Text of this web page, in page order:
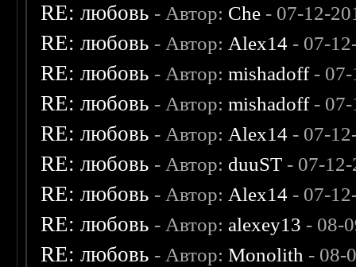
RE: любовь - Автор: Che - 07-12-
RE: любовь - Автор: Alex14 - 07-
RE: любовь - Автор:mishadoff- 07-
RE: любовь - Автор:mishadoff- 07-
RE: любовь - Автор: Alex14 - 07-
RE: любовь - Автор: duuST - 07-
RE: любовь - Автор: Alex14 - 07-
RE: любовь - Автор: alexey13 - 08-
RE: любовь - Автор:Monolith - 08-